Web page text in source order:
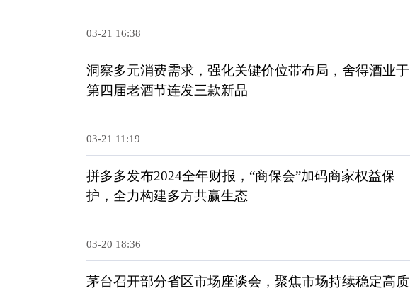
03-21 16:38
洞察多元消费需求，强化关键价位带布局，舍得酒业于
第四届老酒节连发三款新品
03-21 11:19
拼多多发布2024全年财报，“商保会”加码商家权益保
护，全力构建多方共赢生态
03-20 18:36
茅台召开部分省区市场座谈会，聚焦市场持续稳定高质